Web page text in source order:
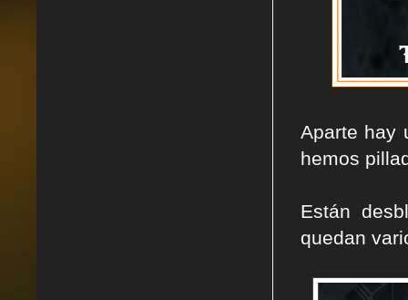
Aparte hay
hemos
Están
quedan